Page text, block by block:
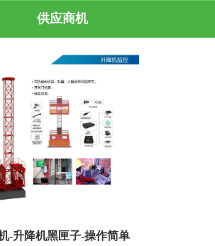
供应商机
-升降机黑匣子-操作简单